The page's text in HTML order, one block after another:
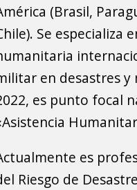
(Brasil,
Se especializa
en desastres y
es punto focal
es
Riesgo de